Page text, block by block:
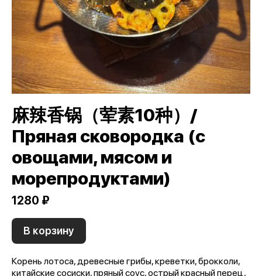
麻辣香锅（荤素10种）/
Пряная сковородка (с
овощами, мясом и
морепродуктами)
1280 ₽
В корзину
Корень лотоса, древесные грибы, креветки, брокколи,
китайские сосиски, пряный соус, острый красный перец,